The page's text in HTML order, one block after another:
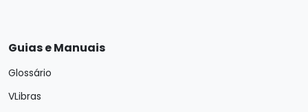
Guias e Manuais
Glossário
VLibras